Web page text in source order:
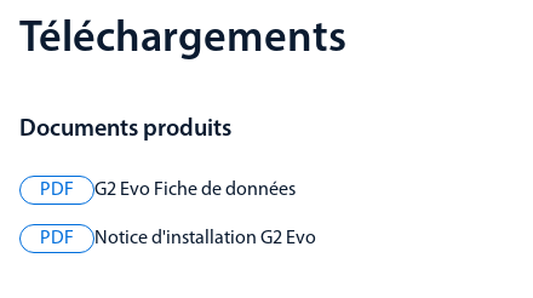
Téléchargements
Documents produits
PDF G2 Evo Fiche de données
PDF Notice d'installation G2 Evo